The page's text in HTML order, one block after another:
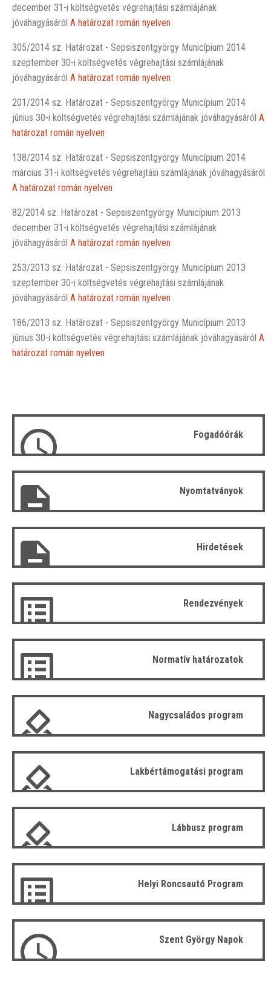
december 31-i költségvetés végrehajtási számlájának
jóváhagyásáról A határozat román nyelven
305/2014 sz. Határozat - Sepsiszentgyörgy Municípium 2014
szeptember 30-i költségvetés végrehajtási számlájának
jóváhagyásáról A határozat román nyelven
201/2014 sz. Határozat - Sepsiszentgyörgy Municípium 2014
június 30-i költségvetés végrehajtási számlájának jóváhagyásáról A
határozat román nyelven
138/2014 sz. Határozat - Sepsiszentgyörgy Municípium 2014
március 31-i költségvetés végrehajtási számlájának jóváhagyásáról
A határozat román nyelven
82/2014 sz. Határozat - Sepsiszentgyörgy Municípium 2013
december 31-i költségvetés végrehajtási számlájának
jóváhagyásáról A határozat román nyelven
253/2013 sz. Határozat - Sepsiszentgyörgy Municípium 2013
szeptember 30-i költségvetés végrehajtási számlájának
jóváhagyásáról A határozat román nyelven
186/2013 sz. Határozat - Sepsiszentgyörgy Municípium 2013
június 30-i költségvetés végrehajtási számlájának jóváhagyásáról A
határozat román nyelven
Fogadóórák
Nyomtatványok
Hirdetések
Rendezvények
Normatív határozatok
Nagycsaládos program
Lakbértámogatási program
Lábbusz program
Helyi Roncsautó Program
Szent György Napok